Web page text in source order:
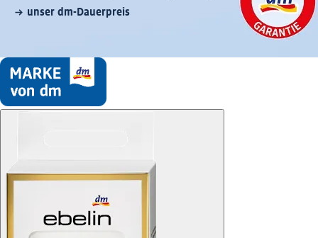
unser dm-Dauerpreis